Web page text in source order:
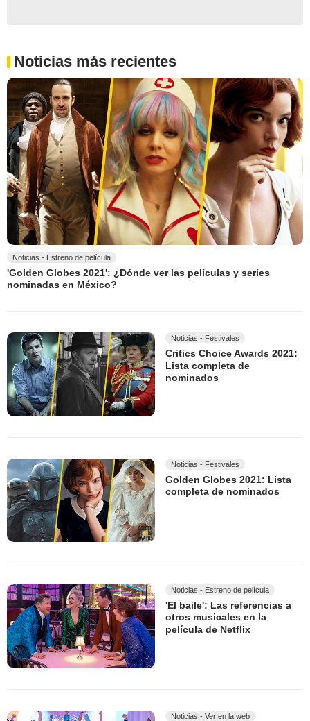
Noticias más recientes
Noticias - Estreno de película
'Golden Globes 2021': ¿Dónde ver las películas y series
nominadas en México?
Noticias - Festivales
Critics Choice Awards 2021:
Lista completa de
nominados
Noticias - Festivales
Golden Globes 2021: Lista
completa de nominados
Noticias - Estreno de película
'El baile': Las referencias a
otros musicales en la
película de Netflix
Noticias - Ver en la web